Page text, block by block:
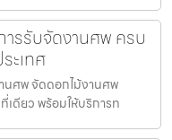
รรับจัดงานศพ ครบ
ะเทศ
นศพ จัดดอกไม้งานศพ
เดียว พร้อมให้บริการท